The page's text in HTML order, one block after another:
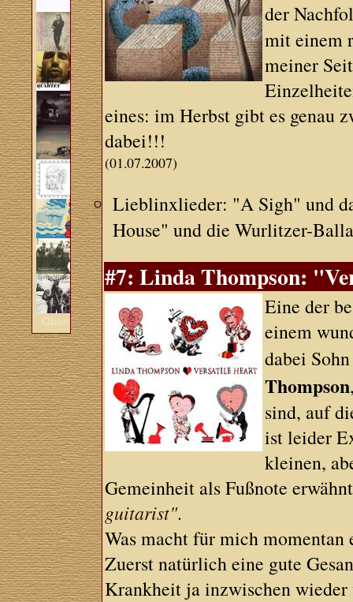
Oben
der
mit einem
meiner
eines: im Herbst gibt es genau
dabei!!!
(01.07.2007)
Lieblinxlieder: "A Sigh" und
House" und die Wurlitzer-
#7: Linda Thompson:
Eine der
einem
dabei
Thompson
sind, auf
ist leider
kleinen,
Gemeinheit als Fußnote
guitarist".
Was macht für mich
Zuerst natürlich eine gute
Krankheit ja inzwischen wieder